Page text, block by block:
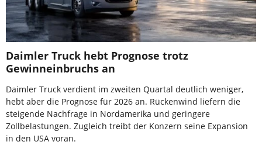
Daimler Truck hebt Prognose trotz
Gewinneinbruchs an
Daimler Truck verdient im zweiten Quartal deutlich weniger,
hebt aber die Prognose für 2026 an. Rückenwind liefern die
steigende Nachfrage in Nordamerika und geringere
Zollbelastungen. Zugleich treibt der Konzern seine Expansion
in den USA voran.